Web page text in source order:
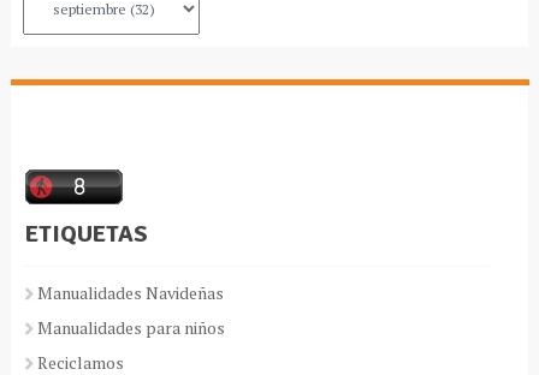
ETIQUETAS
Manualidades Navideñas
Manualidades para niños
Reciclamos